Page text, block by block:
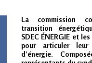
La commission
transition
SDEC ÉNERGIE et
pour articuler
d’énergie.